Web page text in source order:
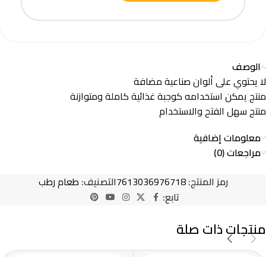
الوصف
لا يحتوي على ألوان صناعية مضافة
منتج يمكن استخدامه كوجبة غذائية كاملة ومتوازنة
منتج سهل الفتح والاستخدام
معلومات إضافية
مراجعات (0)
رمز المنتج:7613036976718التصنيف: طعام رطب
تابع:
منتجات ذات صلة